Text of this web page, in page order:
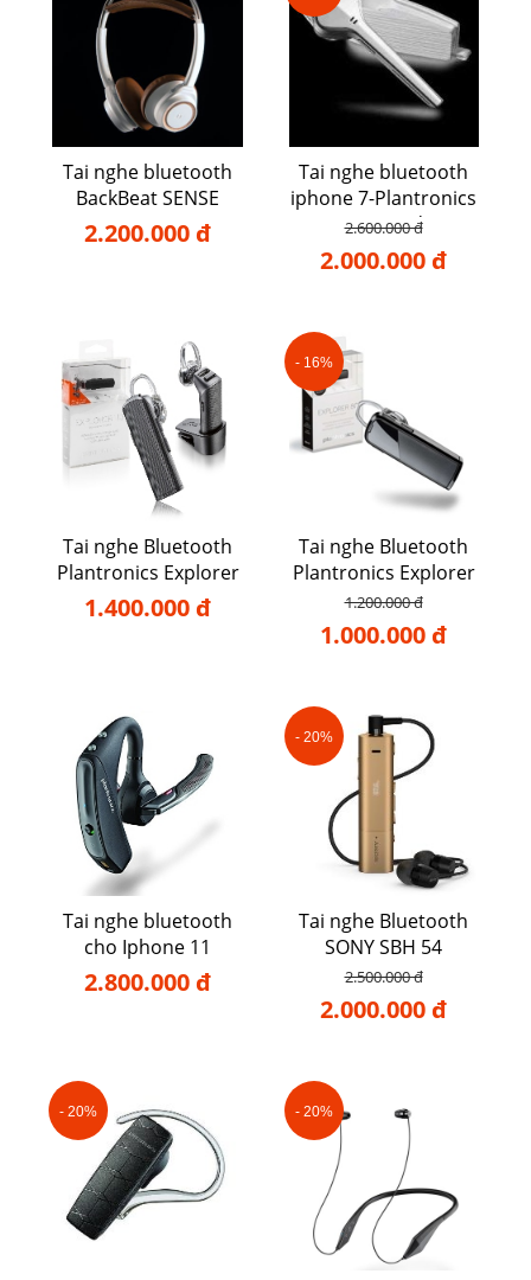
Tai nghe bluetooth
BackBeat SENSE
2.200.000 đ
Tai nghe bluetooth
iphone 7-Plantronics
Voyager Edge
2.600.000 đ
2.000.000 đ
Tai nghe Bluetooth
Plantronics Explorer
110
1.400.000 đ
- 16%
Tai nghe Bluetooth
Plantronics Explorer
80
1.200.000 đ
1.000.000 đ
Tai nghe bluetooth
cho Iphone 11
2.800.000 đ
- 20%
Tai nghe Bluetooth
SONY SBH 54
2.500.000 đ
2.000.000 đ
- 20% - 20%